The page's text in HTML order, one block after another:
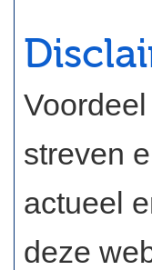
streven
actueel
deze